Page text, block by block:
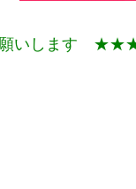
いします